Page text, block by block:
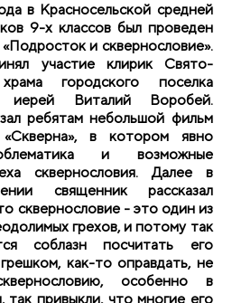
в Красносельской средней
9-х классов был проведен
и сквернословие».
участие клирик Свято-
храма городского поселка
иерей Виталий Воробей.
ребятам небольшой фильм
в котором явно
и возможные
сквернословия. Далее в
священник рассказал
сквернословие - это один из
грехов, и потому так
соблазн посчитать его
как-то оправдать, не
особенно в
так привыкли, что многие его